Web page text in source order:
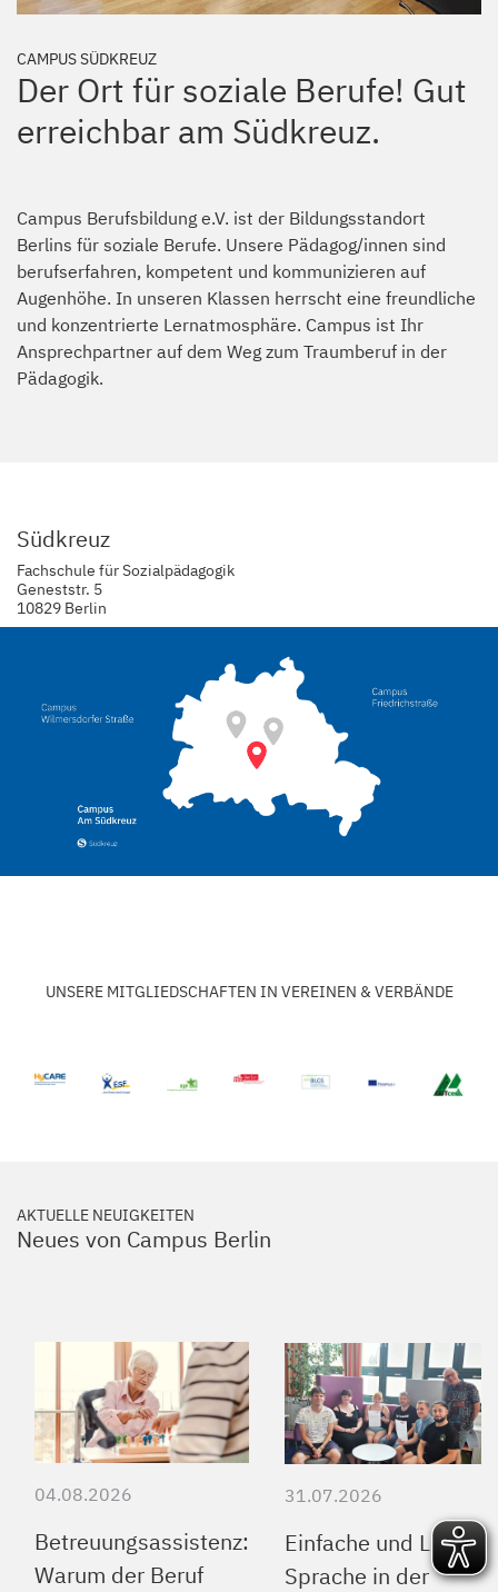
CAMPUS SÜDKREUZ
Der Ort für soziale Berufe! Gut
erreichbar am Südkreuz.
Campus Berufsbildung e.V. ist der Bildungsstandort
Berlins für soziale Berufe. Unsere Pädagog/innen sind
berufserfahren, kompetent und kommunizieren auf
Augenhöhe. In unseren Klassen herrscht eine freundliche
und konzentrierte Lernatmosphäre. Campus ist Ihr
Ansprechpartner auf dem Weg zum Traumberuf in der
Pädagogik.
Südkreuz
Fachschule für Sozialpädagogik
Geneststr. 5
10829 Berlin
UNSERE MITGLIEDSCHAFTEN IN VEREINEN & VERBÄNDE
AKTUELLE NEUIGKEITEN
Neues von Campus Berlin
04.08.2026
Betreuungsassistenz:
Warum der Beruf
31.07.2026
Einfache und Leichte
Sprache in der